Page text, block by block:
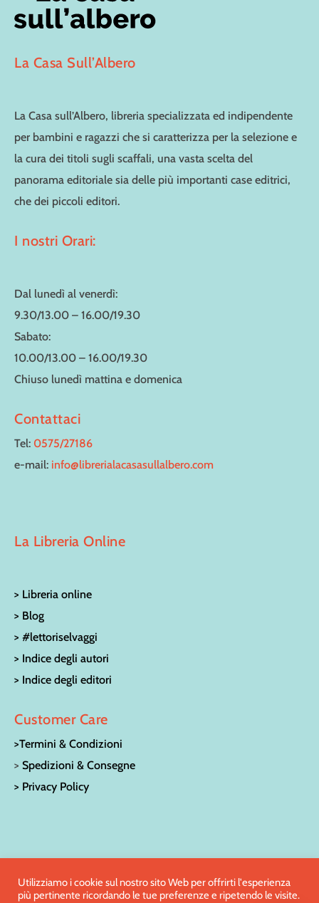
La Casa Sull’Albero
La Casa sull’Albero, libreria specializzata ed indipendente
per bambini e ragazzi che si caratterizza per la selezione e
la cura dei titoli sugli scaffali, una vasta scelta del
panorama editoriale sia delle più importanti case editrici,
che dei piccoli editori.
I nostri Orari:
Dal lunedì al venerdì:
9.30/13.00 – 16.00/19.30
Sabato:
10.00/13.00 – 16.00/19.30
Chiuso lunedì mattina e domenica
Contattaci
Tel: 0575/27186
e-mail: info@librerialacasasullalbero.com
La Libreria Online
> Libreria online
> Blog
> #lettoriselvaggi
> Indice degli autori
> Indice degli editori
Customer Care
>Termini & Condizioni
>Spedizioni & Consegne
> Privacy Policy
© LA CASA SULL’ALBERO LIBRERIA PER RAGAZZI | Via San
Francesco 15 – 52100 Arezzo | Tel:0575/27186| e-mail:
Utilizziamo i cookie sul nostro sito Web per offrirti l'esperienza
più pertinente ricordando le tue preferenze e ripetendo le visite.